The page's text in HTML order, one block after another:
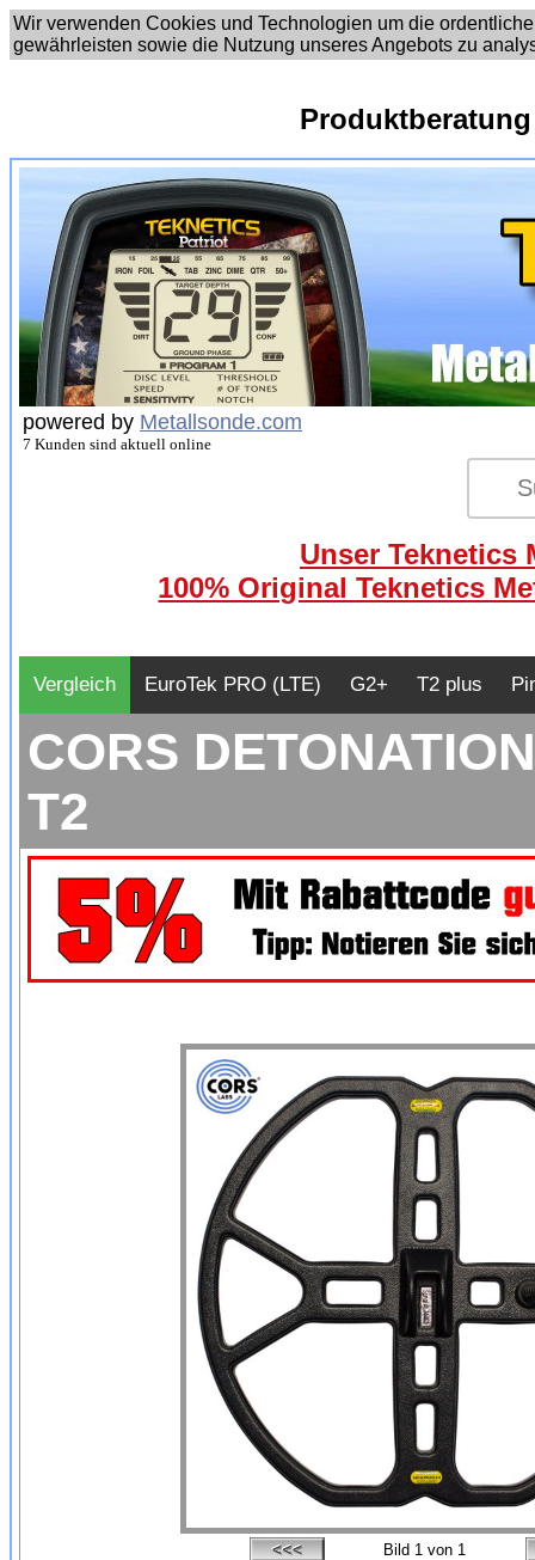
Wir verwenden Cookies und Technologien um die
gewährleisten sowie die Nutzung unseres Angebots zu
powered by Metallsonde.com
7 Kunden sind aktuell online
Unser Teknetics
100% Original Teknetics
Vergleich EuroTek PRO (LTE) G2+ T2 plus
CORS
T2
Bild 1 von 1